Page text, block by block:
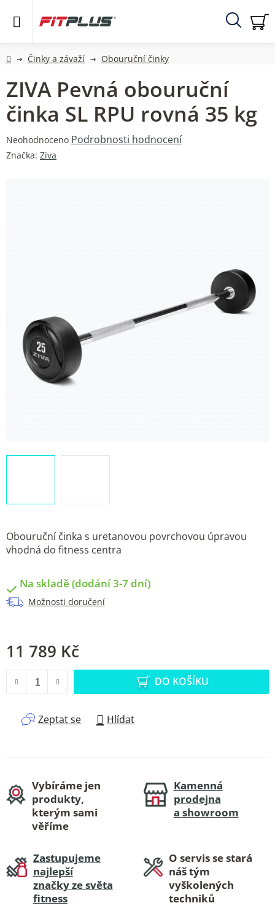
Hledat
DomůČinky a závaží Obouruční činky
Obouruční činka s uretanovou povrchovou úpravou
vhodná do fitness centra
Na skladě (dodání 3-7 dní)
Možnosti doručení
11 789 Kč
DO KOŠÍKU
Zeptat se Hlídat
ZIVA Pevná obouruční
činka SL RPU rovná 35 kg
Průměrné
hodnocení
Neohodnoceno Podrobnosti hodnocení
Značka: Ziva
Vybíráme jen
produkty,
kterým sami
věříme
Kamenná
prodejna
a showroom
Zastupujeme
najlepší
značky ze světa
fitness
O servis se stará
náš tým
vyškolených
techniků